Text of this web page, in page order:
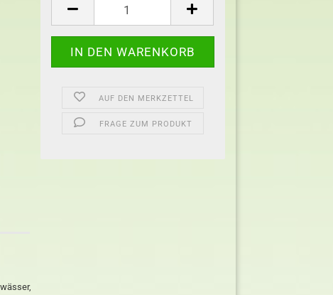
AUF DEN MERKZETTEL
FRAGE ZUM PRODUKT